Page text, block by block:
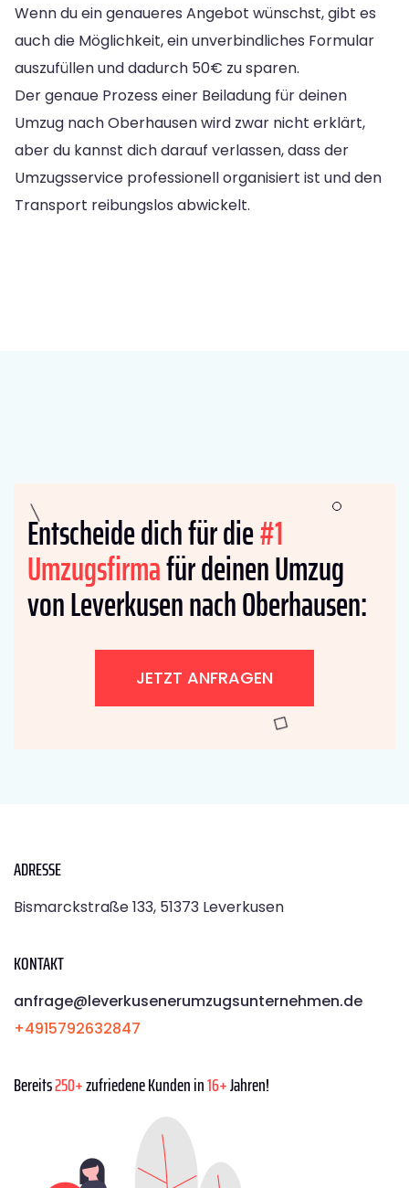
Wenn du ein genaueres Angebot wünschst, gibt es
auch die Möglichkeit, ein unverbindliches Formular
auszufüllen und dadurch 50€ zu sparen.
Der genaue Prozess einer Beiladung für deinen
Umzug nach Oberhausen wird zwar nicht erklärt,
aber du kannst dich darauf verlassen, dass der
Umzugsservice professionell organisiert ist und den
Transport reibungslos abwickelt.
Entscheide dich für die#1
Umzugsfirmafür deinen Umzug
von Leverkusen nach Oberhausen:
JETZT ANFRAGEN
ADRESSE
Bismarckstraße 133, 51373 Leverkusen
KONTAKT
anfrage@leverkusenerumzugsunternehmen.de
+4915792632847
Bereits250+zufriedene Kunden in16+Jahren!